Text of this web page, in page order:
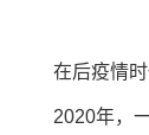
在后疫情
2020年，